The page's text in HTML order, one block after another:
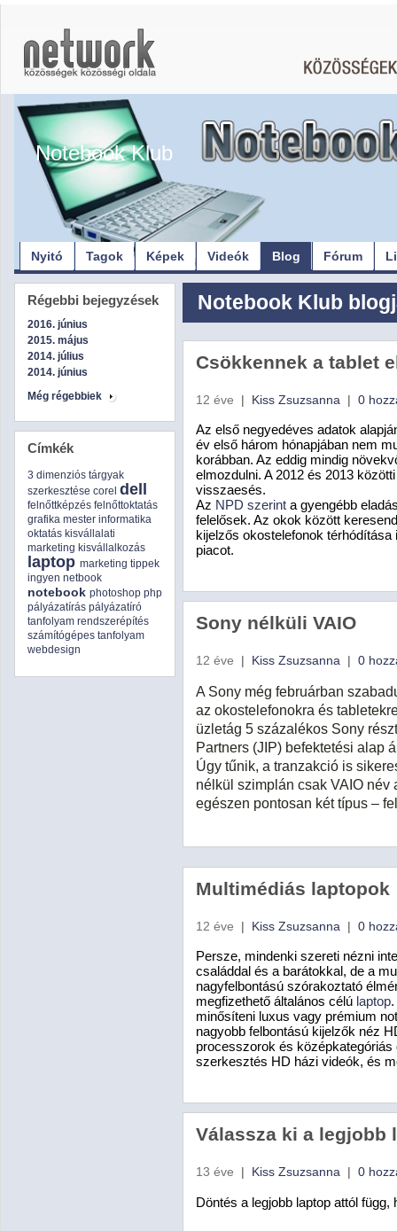
Notebook Klub
Nyitó Tagok Képek Videók Blog Fórum
Régebbi bejegyzések
2016. június
2015. május
2014. július
2014. június
Még régebbiek
Címkék
3 dimenziós tárgyak
szerkesztése corel dell
felnőttképzés felnőttoktatás
grafika mester informatika
oktatás kisvállalati
marketing kisvállalkozás
laptop marketing tippek
ingyen netbook
notebook photoshop php
pályázatírás pályázatíró
tanfolyam rendszerépítés
számítógépes tanfolyam
webdesign
Notebook Klub
Csökkennek a tablet
12 éve | Kiss Zsuzsanna | 0
Az első negyedéves adatok
év első három hónapjában nem
korábban. Az eddig mindig
elmozdulni. A 2012 és 2013
visszaesés.
Az NPD szerint a gyengébb
felelősek. Az okok között
kijelzős okostelefonok
piacot.
Sony nélküli VAIO
12 éve | Kiss Zsuzsanna | 0
A Sony még februárban
az okostelefonokra és
üzletág 5 százalékos Sony
Partners (JIP) befektetési alap
Úgy tűnik, a tranzakció is
nélkül szimplán csak VAIO név
egészen pontosan két típus –
Multimédiás laptopok
12 éve | Kiss Zsuzsanna | 0
Persze, mindenki szereti nézni
családdal és a barátokkal, de a
nagyfelbontású szórakoztató
megfizethető általános célú laptop
minősíteni luxus vagy prémium
nagyobb felbontású kijelzők néz
processzorok és
szerkesztés HD házi videók, és
Válassza ki a legjobb
13 éve | Kiss Zsuzsanna | 0
Döntés a legjobb laptop attól függ,